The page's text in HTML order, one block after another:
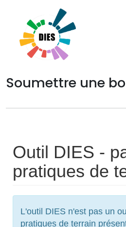
Cookies management panel
Soumettre une